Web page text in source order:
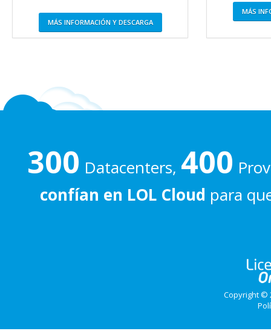
MÁS INFORMACIÓN Y DESCARGA
MÁS
300 Datacenters, 400
confían en LOL Cloud para
Copyright ©